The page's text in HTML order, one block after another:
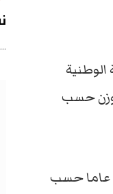
عاما بحسب الهوية الوطنية
مع الوزن حسب
أما بالنسبة للنساء فاشترطت الوزارة “ألا يقل عمر المتقدمة عن 25 عاما ولا يزيد على 35 عاما حسب
…